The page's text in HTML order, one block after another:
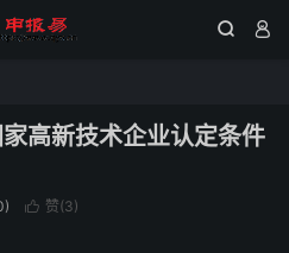
 
高新技术企业认定条件
 赞(3)